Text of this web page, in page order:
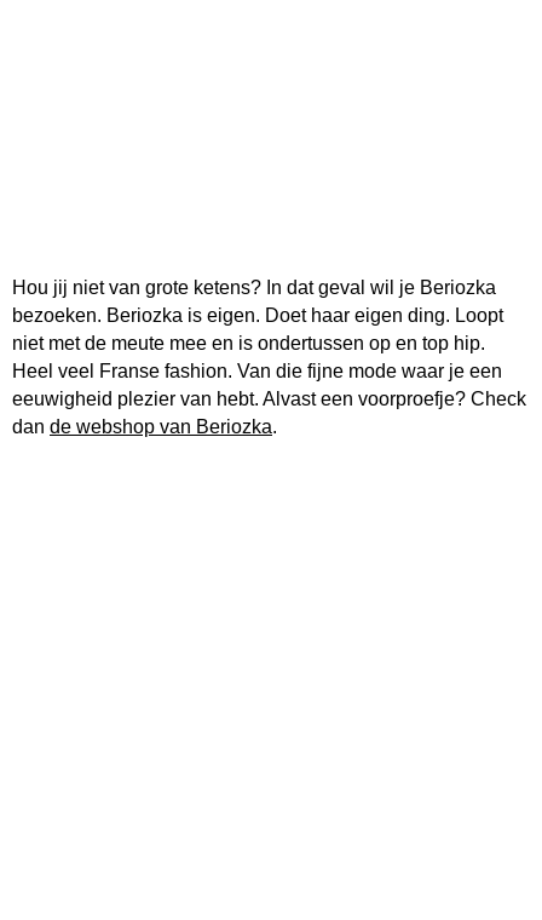
Hou jij niet van grote ketens? In dat geval wil je Beriozka
bezoeken. Beriozka is eigen. Doet haar eigen ding. Loopt
niet met de meute mee en is ondertussen op en top hip.
Heel veel Franse fashion. Van die fijne mode waar je een
eeuwigheid plezier van hebt. Alvast een voorproefje? Check
dan de webshop van Beriozka.